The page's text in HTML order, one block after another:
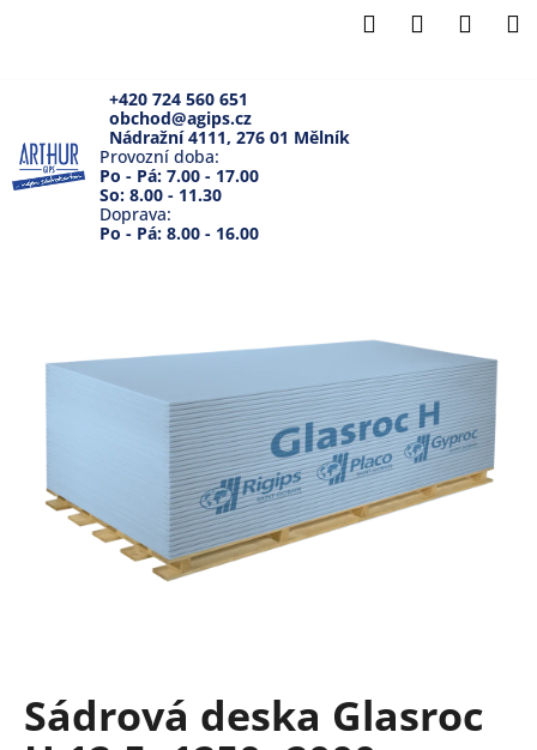
HledatPřihlášení
+420 724 560 651
obchod@agips.cz
Nádražní 4111, 276 01 Mělník
Provozní doba:
Po - Pá: 7.00 - 17.00
So: 8.00 - 11.30
Doprava:
Po - Pá: 8.00 - 16.00
Sádrová deska Glasroc
o
p
?